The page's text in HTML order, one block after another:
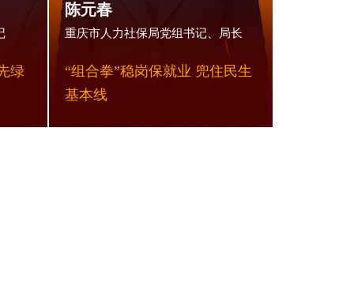
绿
陈元春
重庆市人力社保局党组书记、局长
“组合拳”稳岗保就业 兜住民生
基本线